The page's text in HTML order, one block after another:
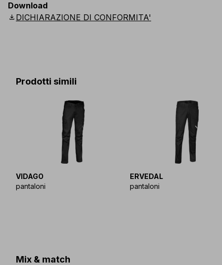
D: XXS-6XL
UK: XXS-6XL US: XXS-6XL
Download
download DICHIARAZIONE DI CONFORMITA'
Prodotti simili
VIDAGO
pantaloni
ERVEDAL
pantaloni
Mix & match